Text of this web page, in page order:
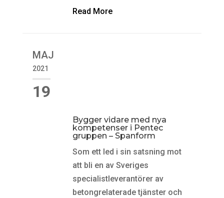
Read More
MAJ
2021
19
Bygger vidare med nya
kompetenser i Pentec
gruppen – Spanform
Som ett led i sin satsning mot
att bli en av Sveriges
specialistleverantörer av
betongrelaterade tjänster och